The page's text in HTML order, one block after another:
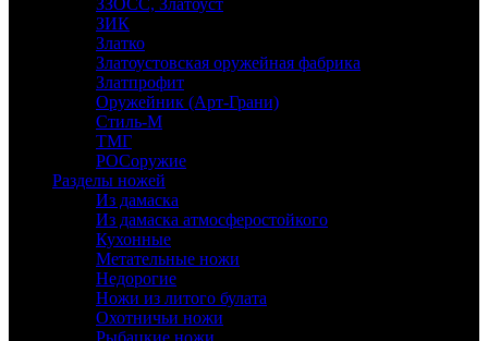
ЗЗОСС, Златоуст
ЗИК
Златко
Златоустовская оружейная фабрика
Златпрофит
Оружейник (Арт-Грани)
Стиль-М
ТМГ
РОСоружие
Разделы ножей
Из дамаска
Из дамаска атмосферостойкого
Кухонные
Метательные ножи
Недорогие
Ножи из литого булата
Охотничьи ножи
Рыбацкие ножи